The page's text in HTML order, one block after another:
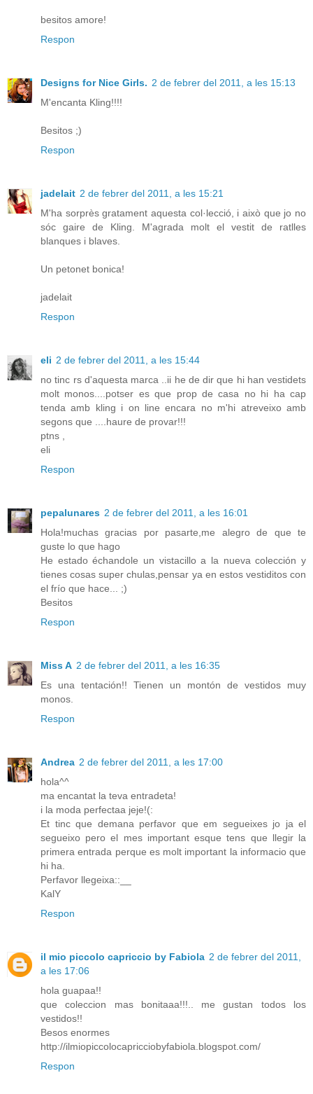
besitos amore!
Respon
Designs for Nice Girls. 2 de febrer del 2011, a les 15:13
M'encanta Kling!!!!
Besitos ;)
Respon
jadelait 2 de febrer del 2011, a les 15:21
M'ha sorprès gratament aquesta col·lecció, i això que jo no
sóc gaire de Kling. M'agrada molt el vestit de ratlles
blanques i blaves.
Un petonet bonica!
jadelait
Respon
eli 2 de febrer del 2011, a les 15:44
no tinc rs d'aquesta marca ..ii he de dir que hi han vestidets
molt monos....potser es que prop de casa no hi ha cap
tenda amb kling i on line encara no m'hi atreveixo amb
segons que ....haure de provar!!!
ptns ,
eli
Respon
pepalunares 2 de febrer del 2011, a les 16:01
Hola!muchas gracias por pasarte,me alegro de que te
guste lo que hago
He estado échandole un vistacillo a la nueva colección y
tienes cosas super chulas,pensar ya en estos vestiditos con
el frío que hace... ;)
Besitos
Respon
Miss A 2 de febrer del 2011, a les 16:35
Es una tentación!! Tienen un montón de vestidos muy
monos.
Respon
Andrea 2 de febrer del 2011, a les 17:00
hola^^
ma encantat la teva entradeta!
i la moda perfectaa jeje!(:
Et tinc que demana perfavor que em segueixes jo ja el
segueixo pero el mes important esque tens que llegir la
primera entrada perque es molt important la informacio que
hi ha.
Perfavor llegeixa::__
KalY
Respon
il mio piccolo capriccio by Fabiola 2 de febrer del 2011,
a les 17:06
hola guapaa!!
que coleccion mas bonitaaa!!!.. me gustan todos los
vestidos!!
Besos enormes
http://ilmiopiccolocapricciobyfabiola.blogspot.com/
Respon